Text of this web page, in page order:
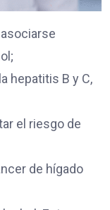
hepatitis B y C,
el riesgo de
de hígado